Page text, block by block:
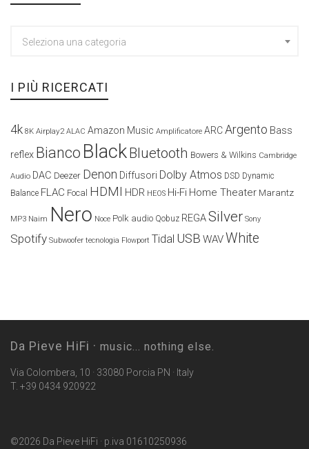
Seleziona una categoria
I PIÙ RICERCATI
4k 8K Airplay2 ALAC Amazon Music Amplificatore ARCArgento Bass
reflex Bianco BlackBluetooth Bowers & Wilkins Cambridge
Audio DAC Deezer Denon Diffusori Dolby Atmos DSD Dynamic
Balance FLAC Focal HDMI HDR HEOS Hi-Fi Home Theater Marantz
MP3 Naim Nero Noce Polk audio Qobuz REGASilver Sony
Spotify Subwoofer tecnologia Flowport Tidal USB WAVWhite
Da Pieve HiFi · music... nothing else.
Via Colombera, 10 · 33080 Porcia PN · Italy
T. +39 0434 920922
©2026 Da Pieve HiFi · p.iva 01610250936